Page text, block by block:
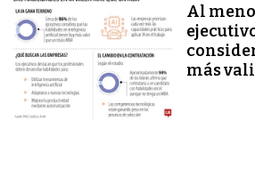
Al
más